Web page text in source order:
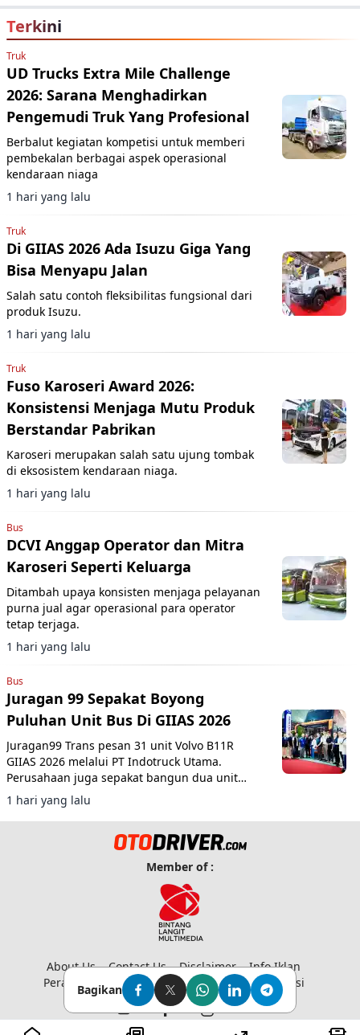
Terkini
Truk
UD Trucks Extra Mile Challenge
2026: Sarana Menghadirkan
Pengemudi Truk Yang Profesional
Berbalut kegiatan kompetisi untuk memberi
pembekalan berbagai aspek operasional
kendaraan niaga
1 hari yang lalu
Truk
Di GIIAS 2026 Ada Isuzu Giga Yang
Bisa Menyapu Jalan
Salah satu contoh fleksibilitas fungsional dari
produk Isuzu.
1 hari yang lalu
Truk
Fuso Karoseri Award 2026:
Konsistensi Menjaga Mutu Produk
Berstandar Pabrikan
Karoseri merupakan salah satu ujung tombak
di eksosistem kendaraan niaga.
1 hari yang lalu
Bus
DCVI Anggap Operator dan Mitra
Karoseri Seperti Keluarga
Ditambah upaya konsisten menjaga pelayanan
purna jual agar operasional para operator
tetap terjaga.
1 hari yang lalu
Bus
Juragan 99 Sepakat Boyong
Puluhan Unit Bus Di GIIAS 2026
Juragan99 Trans pesan 31 unit Volvo B11R
GIIAS 2026 melalui PT Indotruck Utama.
Perusahaan juga sepakat bangun dua unit
double decker berbasis sasis Scania K450CB
untuk layanan AKAP premium.
1 hari yang lalu
Bagikan
Member of :
About Us Contact Us Disclaimer
Info Iklan
Peraturan Media Siber
Privacy Policy Redaksi